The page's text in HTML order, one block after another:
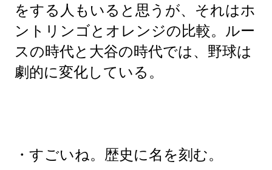
をする人もいると思うが、それはホ
ントリンゴとオレンジの比較。ルー
スの時代と大谷の時代では、野球は
劇的に変化している。
・すごいね。歴史に名を刻む。